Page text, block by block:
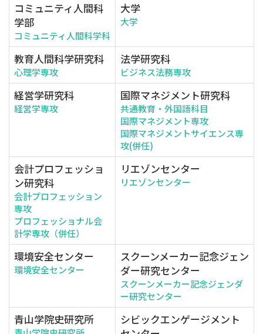
コミュニティ人間科
学部
コミュニティ人間科学科
大学
大学
教育人間科学研究科
心理学専攻
法学研究科
ビジネス法務専攻
経営学研究科
経営学専攻
国際マネジメント研究科
共通教育・外国語科目
国際マネジメント専攻
国際マネジメントサイエンス専
攻(併任)
会計プロフェッショ
ン研究科
会計プロフェッション
専攻
プロフェッショナル会
計学専攻（併任）
リエゾンセンター
リエゾンセンター
環境安全センター
環境安全センター
スクーンメーカー記念ジェン
ダー研究センター
スクーンメーカー記念ジェンダ
ー研究センター
青山学院史研究所
シビックエンゲージメント